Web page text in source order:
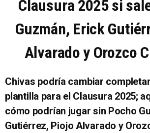
Clausura 2025 si
Guzmán, Erick
Alvarado y Orozco
Chivas podría cambiar
plantilla para el Clausura 2025;
cómo podrían jugar sin Pocho
Gutiérrez, Piojo Alvarado y